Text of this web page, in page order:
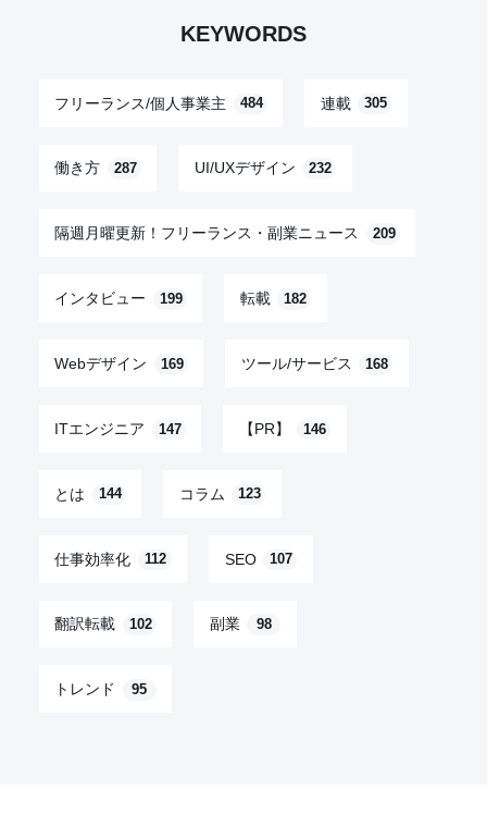
KEYWORDS
フリーランス/個人事業主 484 連載 305
働き方 287 UI/UXデザイン 232
隔週月曜更新！フリーランス・副業ニュース 209
インタビュー 199 転載 182
Webデザイン 169 ツール/サービス 168
ITエンジニア 147 【PR】 146
とは 144 コラム 123
仕事効率化 112 SEO 107
翻訳転載 102 副業 98
トレンド 95